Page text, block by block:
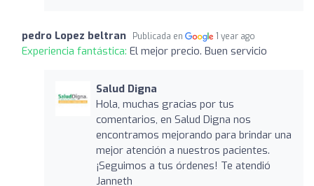
pedro Lopez beltran Publicada en 1 year ago
Experiencia fantástica: El mejor precio. Buen servicio
Salud Digna
Hola, muchas gracias por tus
comentarios, en Salud Digna nos
encontramos mejorando para brindar una
mejor atención a nuestros pacientes.
¡Seguimos a tus órdenes! Te atendió
Janneth